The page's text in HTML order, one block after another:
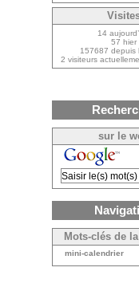
14
57 hier
157687 depuis
2 visiteurs
sur le
Mots-clés de
mini-calendrier